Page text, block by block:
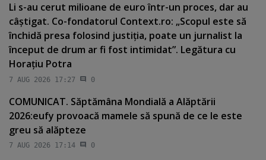
Li s-au cerut milioane de euro într-un proces, dar au
câştigat. Co-fondatorul Context.ro: „Scopul este să
închidă presa folosind justiţia, poate un jurnalist la
început de drum ar fi fost intimidat”. Legătura cu
Horaţiu Potra
7 AUG 2026 17:27 0
COMUNICAT. Săptămâna Mondială a Alăptării
2026:eufy provoacă mamele să spună de ce le este
greu să alăpteze
7 AUG 2026 17:14 0